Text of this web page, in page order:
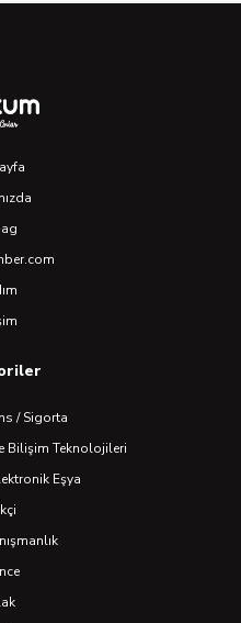
/ Sigorta
Bilişim Teknolojileri
Eşya